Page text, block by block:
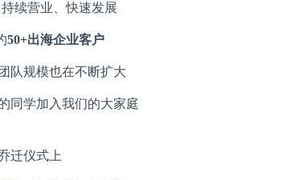
持续营业、快速发展
50+出海企业客户
队规模也在不断扩大
同学加入我们的大家庭
迁仪式上